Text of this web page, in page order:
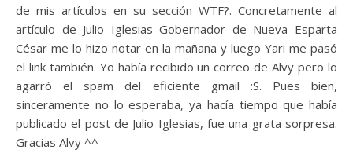
de mis artículos en su sección WTF?. Concretamente al
artículo de Julio Iglesias Gobernador de Nueva Esparta
César me lo hizo notar en la mañana y luego Yari me pasó
el link también. Yo había recibido un correo de Alvy pero lo
agarró el spam del eficiente gmail :S. Pues bien,
sinceramente no lo esperaba, ya hacía tiempo que había
publicado el post de Julio Iglesias, fue una grata sorpresa.
Gracias Alvy ^^